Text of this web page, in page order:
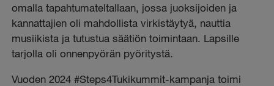
omalla tapahtumateltallaan, jossa juoksijoiden ja
kannattajien oli mahdollista virkistäytyä, nauttia
musiikista ja tutustua säätiön toimintaan. Lapsille
tarjolla oli onnenpyörän pyöritystä.
Vuoden 2024 #Steps4Tukikummit-kampanja toimi